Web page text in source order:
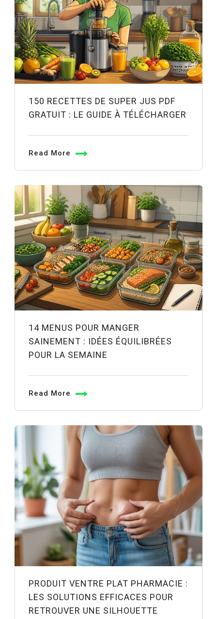
150 RECETTES DE SUPER JUS PDF
GRATUIT : LE GUIDE À TÉLÉCHARGER
Read More
14 MENUS POUR MANGER
SAINEMENT : IDÉES ÉQUILIBRÉES
POUR LA SEMAINE
Read More
PRODUIT VENTRE PLAT PHARMACIE :
LES SOLUTIONS EFFICACES POUR
RETROUVER UNE SILHOUETTE